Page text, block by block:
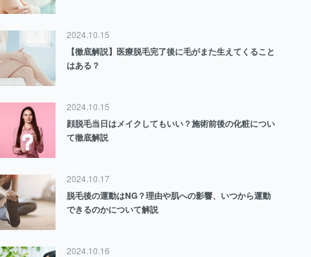
2024.10.15
【徹底解説】医療脱毛完了後に毛がまた生えてくること
はある？
2024.10.15
顔脱毛当日はメイクしてもいい？施術前後の化粧につい
て徹底解説
2024.10.17
脱毛後の運動はNG？理由や肌への影響、いつから運動
できるのかについて解説
2024.10.16